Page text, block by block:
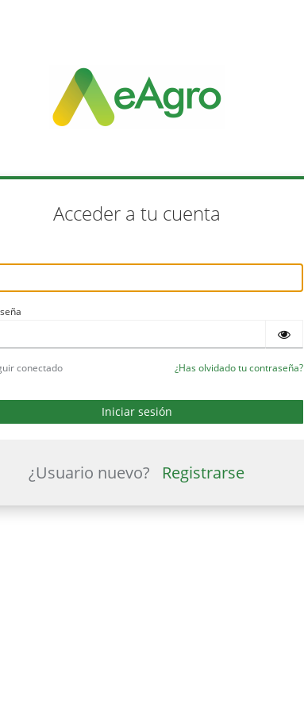
Acceder a tu cuenta
conectado ¿Has olvidado tu contraseña?
¿Usuario nuevo? Registrarse